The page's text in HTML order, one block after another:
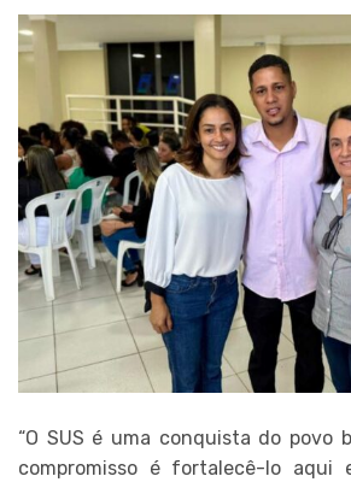
“O SUS é uma conquista do povo
compromisso é fortalecê-lo aqui